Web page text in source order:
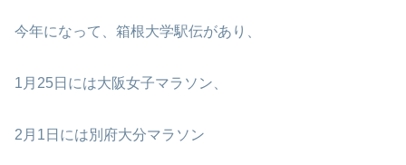
今年になって、箱根大学駅伝があり、
1月25日には大阪女子マラソン、
2月1日には別府大分マラソン